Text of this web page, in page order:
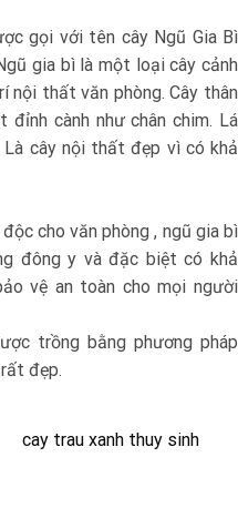
gọi với tên cây Ngũ Gia Bì
gia bì là một loại cây cảnh
thất văn phòng. Cây thân
cành như chân chim. Lá
Là cây nội thất đẹp vì có khả
cho văn phòng , ngũ gia bì
đông y và đặc biệt có khả
vệ an toàn cho mọi người
trồng bằng phương pháp
đẹp.